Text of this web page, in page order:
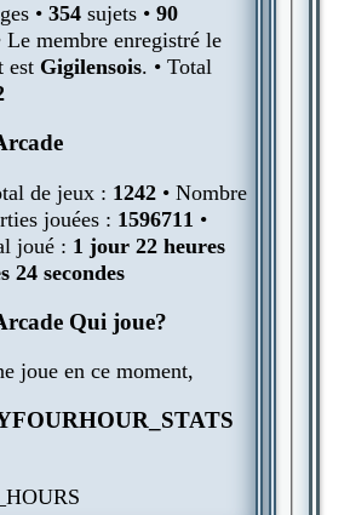
• 354sujets • 90
Le membre enregistré le
est Gigilensois. • Total
de jeux : 1242• Nombre
jouées : 1596711 •
joué : 1 jour 22 heures
24 secondes
Qui joue?
joue en ce moment,